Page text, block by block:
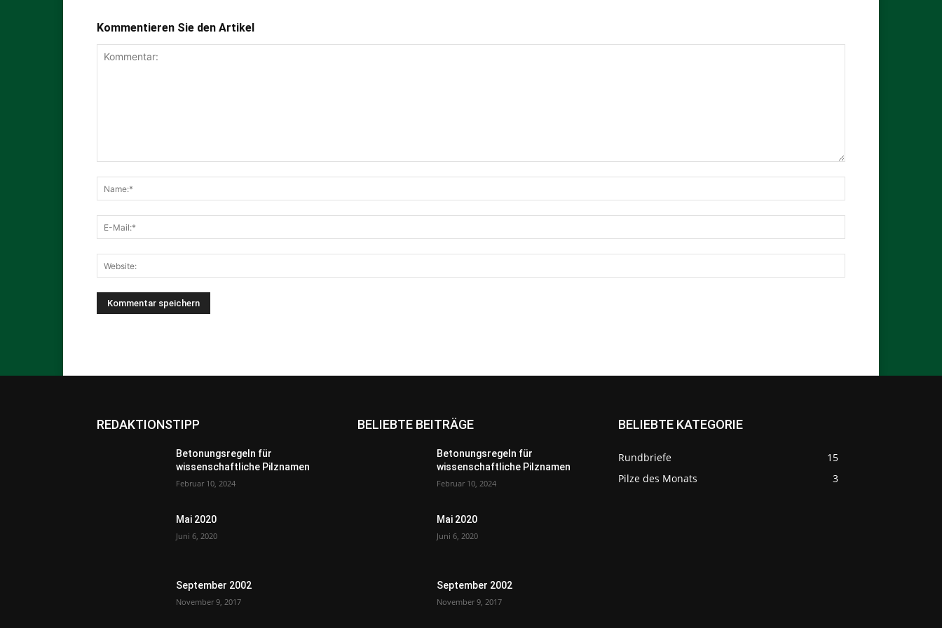
Kommentieren Sie den Artikel
REDAKTIONSTIPP
Betonungsregeln für
wissenschaftliche Pilznamen
Februar 10, 2024
Mai 2020
Juni 6, 2020
September 2002
November 9, 2017
BELIEBTE BEITRÄGE
Betonungsregeln für
wissenschaftliche Pilznamen
Februar 10, 2024
Mai 2020
Juni 6, 2020
September 2002
November 9, 2017
BELIEBTE KATEGORIE
Rundbriefe
15
Pilze des Monats
3